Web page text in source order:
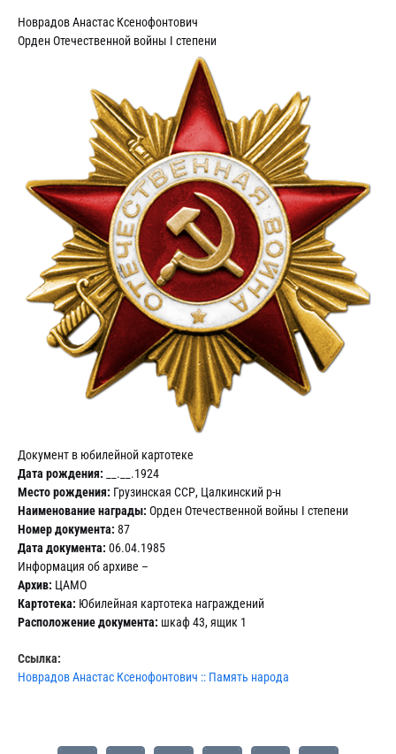
Новрадов Анастас Ксенофонтович
Орден Отечественной войны I степени
Документ в юбилейной картотеке
Дата рождения: __.__.1924
Место рождения: Грузинская ССР, Цалкинский р-н
Наименование награды: Орден Отечественной войны I степени
Номер документа: 87
Дата документа: 06.04.1985
Информация об архиве –
Архив: ЦАМО
Картотека: Юбилейная картотека награждений
Расположение документа: шкаф 43, ящик 1
Ссылка:
Новрадов Анастас Ксенофонтович :: Память народа